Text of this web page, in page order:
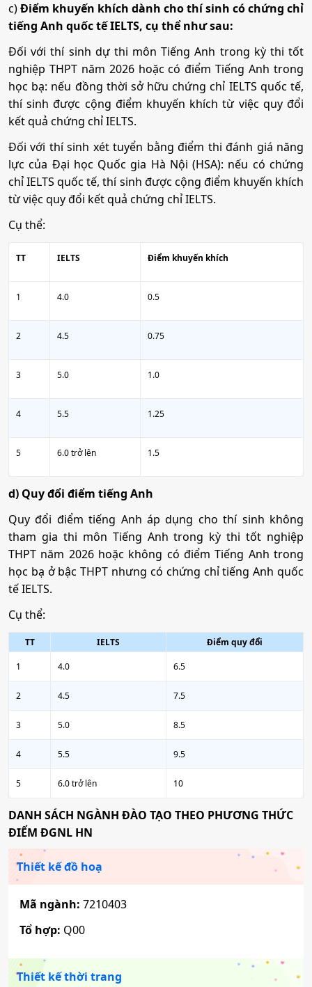
Tổ hợp:A00; A01; B00; D01; D07; C01; C03; C04; C14;
X03; X23
Công nghệ may
Mã ngành:7540209
Tổ hợp:A00; A01; B00; D01; D07; C01; C03; C04; C14;
X03; X23
c)Điểm khuyến khích dành cho thí sinh có chứng chỉ
tiếng Anh quốc tế IELTS, cụ thể như sau:
Đối với thí sinh dự thi môn Tiếng Anh trong kỳ thi tốt
nghiệp THPT năm 2026 hoặc có điểm Tiếng Anh trong
học bạ: nếu đồng thời sở hữu chứng chỉ IELTS quốc tế,
thí sinh được cộng điểm khuyến khích từ việc quy đổi
kết quả chứng chỉ IELTS.
Đối với thí sinh xét tuyển bằng điểm thi đánh giá năng
lực của Đại học Quốc gia Hà Nội (HSA): nếu có chứng
chỉ IELTS quốc tế, thí sinh được cộng điểm khuyến khích
từ việc quy đổi kết quả chứng chỉ IELTS.
Cụ thể:
TT IELTS Điểm khuyến khích
1 4.0 0.5
2 4.5 0.75
3 5.0 1.0
4 5.5 1.25
5 6.0 trở lên 1.5
d) Quy đổi điểm tiếng Anh
Quy đổi điểm tiếng Anh áp dụng cho thí sinh không
tham gia thi môn Tiếng Anh trong kỳ thi tốt nghiệp
THPT năm 2026 hoặc không có điểm Tiếng Anh trong
học bạ ở bậc THPT nhưng có chứng chỉ tiếng Anh quốc
tế IELTS.
Cụ thể:
TT IELTS Điểm quy đổi
1 4.0 6.5
2 4.5 7.5
3 5.0 8.5
4 5.5 9.5
5 6.0 trở lên 10
DANH SÁCH NGÀNH ĐÀO TẠO THEO PHƯƠNG THỨC
ĐIỂM ĐGNL HN
Thiết kế đồ hoạ
Mã ngành: 7210403
Tổ hợp: Q00
Thiết kế thời trang